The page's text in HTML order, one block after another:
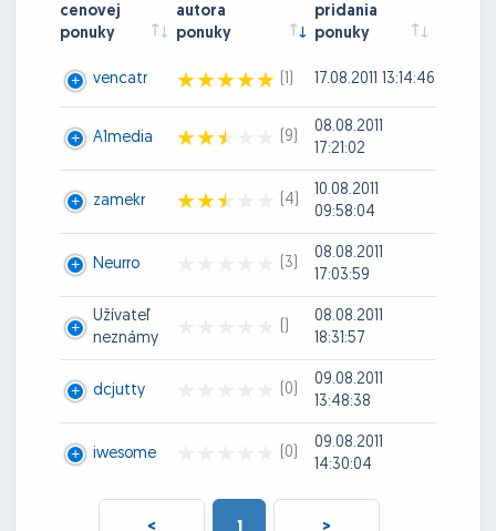
cenovej
ponuky
autora
ponuky
pridania
ponuky
vencatr (1) 17.08.2011 13:14:46
A1media (9)
08.08.2011
17:21:02
zamekr (4)
10.08.2011
09:58:04
Neurro (3)
08.08.2011
17:03:59
Užívateľ
neznámy
()
08.08.2011
18:31:57
dcjutty (0)
09.08.2011
13:48:38
iwesome (0)
09.08.2011
14:30:04
< 1 >